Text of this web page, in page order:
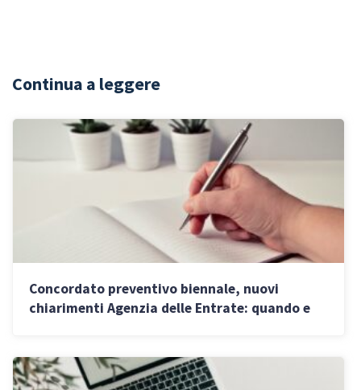
Continua a leggere
Concordato preventivo biennale, nuovi
chiarimenti Agenzia delle Entrate: quando e